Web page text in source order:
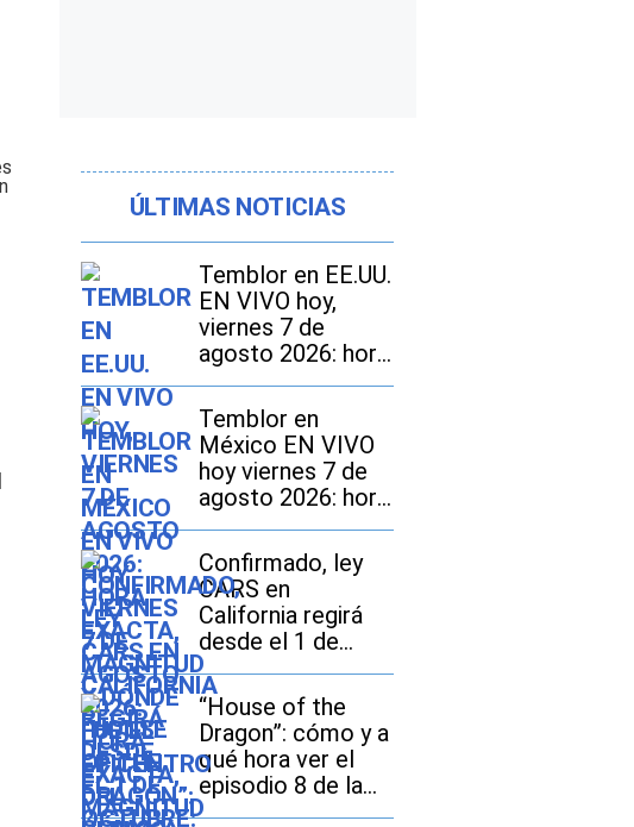
ÚLTIMAS NOTICIAS
Temblor en EE.UU.
EN VIVO hoy,
viernes 7 de
agosto 2026: hora
exacta, magnitud y
dónde fue el
epicentro del
último sismo
Temblor en
México EN VIVO
hoy viernes 7 de
agosto 2026: hora
exacta, magnitud y
dónde fue el
epicentro del
último
Confirmado, ley
CARS en
California regirá
desde el 1 de
octubre: en qué
consiste y qué
tarifas pueden
pagar los
compradores de
vehículos usados
“House of the
Dragon”: cómo y a
qué hora ver el
episodio 8 de la
temporada 3